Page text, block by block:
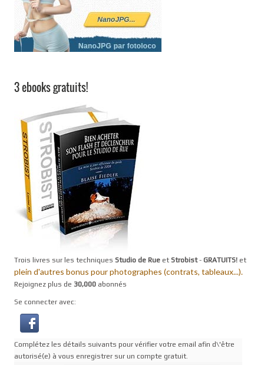
3 ebooks gratuits!
Trois livres sur les techniques Studio de Rue et Strobist- GRATUITS! et
plein d'autres bonus pour photographes (contrats, tableaux...).
Rejoignez plus de 30,000 abonnés
Se connecter avec:
Complétez les détails suivants pour vérifier votre email afin d\'être
autorisé(e) à vous enregistrer sur un compte gratuit.